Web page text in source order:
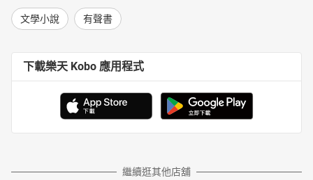
文學小說 有聲書
下載樂天 Kobo 應用程式
繼續逛其他店舖